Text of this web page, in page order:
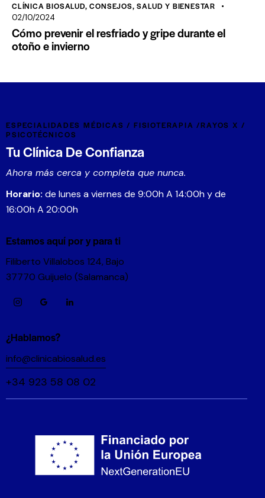
CLÍNICA BIOSALUD,CONSEJOS,SALUD Y BIENESTAR
02/10/2024
Cómo prevenir el resfriado y gripe durante el
otoño e invierno
ESPECIALIDADES MÉDICAS / FISIOTERAPIA /RAYOS X /
PSICOTÉCNICOS
Tu Clínica De Confianza
Ahora más cerca y completa que nunca.
Horario: de lunes a viernes de 9:00h A 14:00h y de
16:00h A 20:00h
Estamos aquí por y para ti
Filiberto Villalobos 124, Bajo
37770 Guijuelo (Salamanca)
¿Hablamos?
info@clinicabiosalud.es
+34 923 58 08 02